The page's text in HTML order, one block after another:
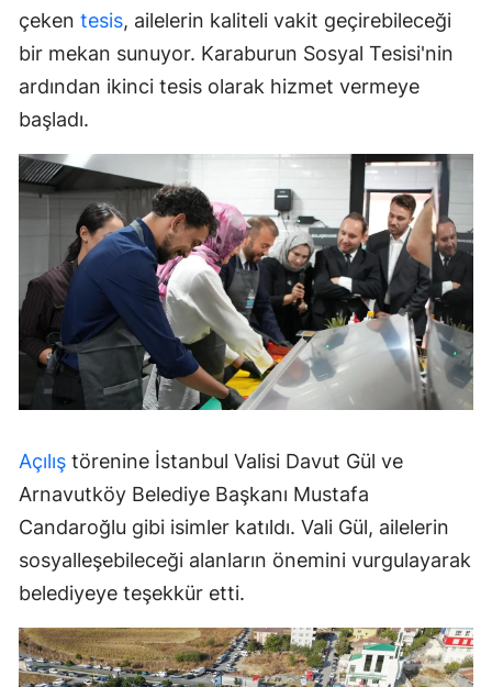
çeken tesis, ailelerin kaliteli vakit geçirebileceği
bir mekan sunuyor. Karaburun Sosyal Tesisi'nin
ardından ikinci tesis olarak hizmet vermeye
başladı.
Açılış törenine İstanbul Valisi Davut Gül ve
Arnavutköy Belediye Başkanı Mustafa
Candaroğlu gibi isimler katıldı. Vali Gül, ailelerin
sosyalleşebileceği alanların önemini vurgulayarak
belediyeye teşekkür etti.